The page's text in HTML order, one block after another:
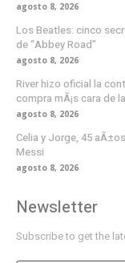
agosto 8, 2026
Los Beatles: cinco
de “Abbey Road”
agosto 8, 2026
River hizo oficial la
compra mÃ¡s cara de
agosto 8, 2026
Celia y Jorge, 45
Messi
agosto 8, 2026
Newsletter
Subscribe to get the